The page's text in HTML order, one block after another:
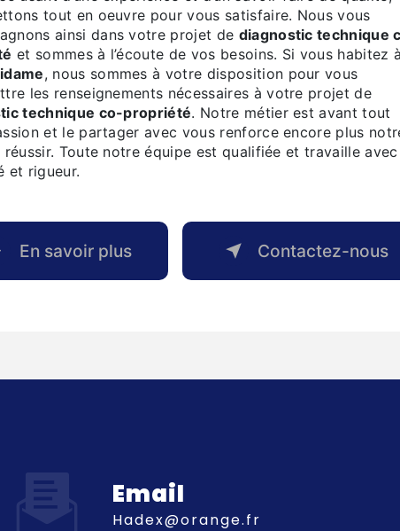
tout en oeuvre pour vous satisfaire. Nous vous
ainsi dans votre projet de diagnostic technique
et sommes à l’écoute de vos besoins. Si vous habitez
, nous sommes à votre disposition pour vous
les renseignements nécessaires à votre projet de
technique co-propriété. Notre métier est avant tout
et le partager avec vous renforce encore plus
réussir. Toute notre équipe est qualifiée et travaille avec
et rigueur.
En savoir plus Contactez-nous
Email
hadex@orange.fr